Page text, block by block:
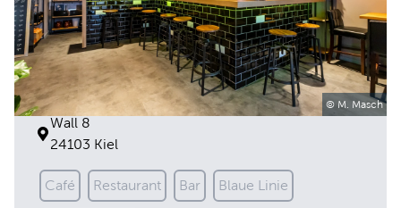
© M. Masch
Azul Tapas Café Bar
Wall 8
24103 Kiel
Café Restaurant Bar Blaue Linie